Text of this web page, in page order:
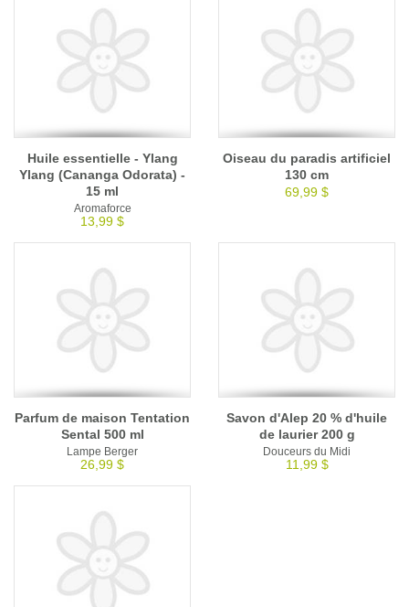
Huile essentielle - Ylang
Ylang (Cananga Odorata) -
15 ml
Aromaforce
13,99 $
Oiseau du paradis artificiel
130 cm
69,99 $
Parfum de maison Tentation
Sental 500 ml
Lampe Berger
26,99 $
Savon d'Alep 20 % d'huile
de laurier 200 g
Douceurs du Midi
11,99 $